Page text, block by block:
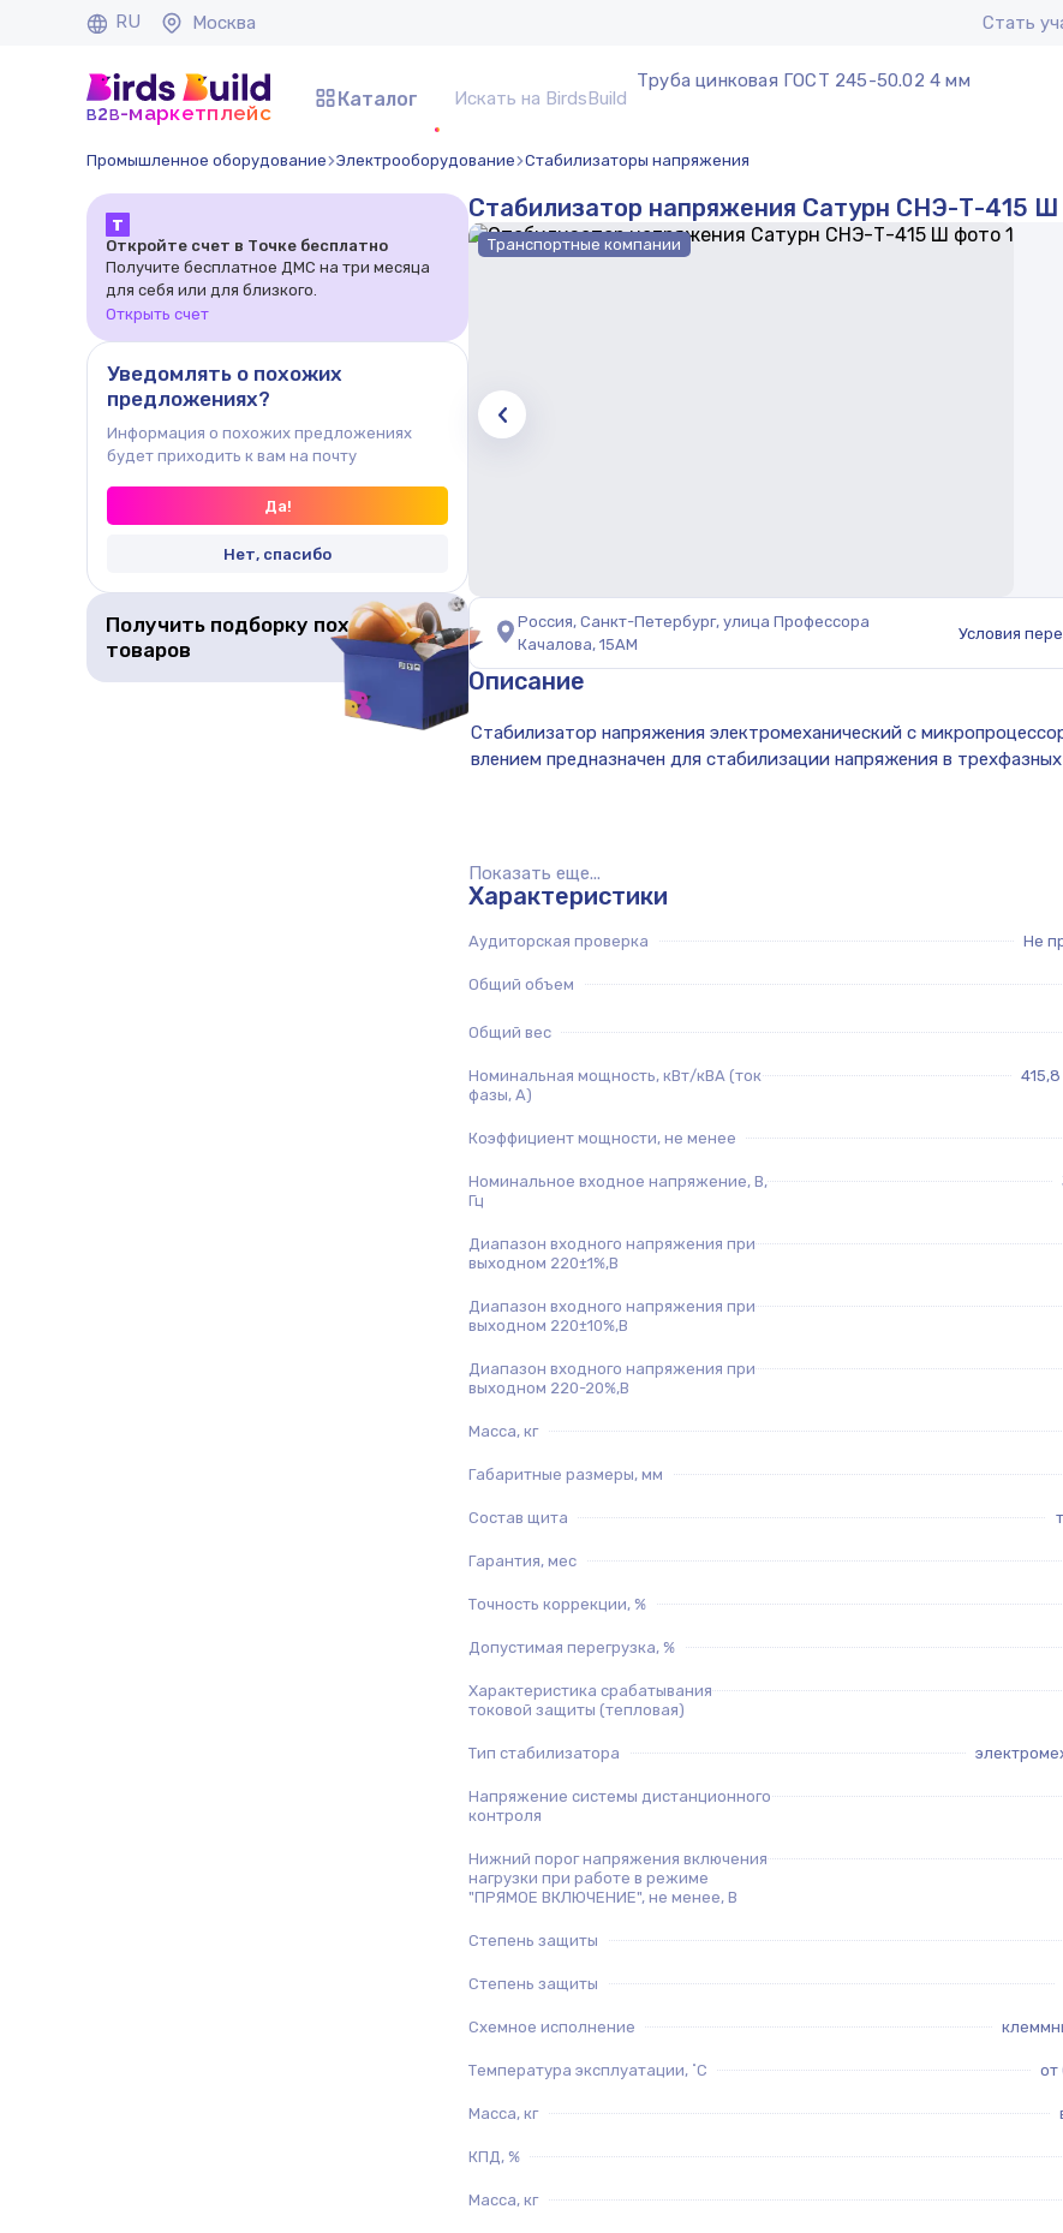
RU Москва Стать
b2b-маркетплейс
Каталог
Труба цинковая ГОСТ 245-50.02 4 мм
Промышленное оборудование Электрооборудование Стабилизаторы напряжения
Т
Откройте счет в Точке бесплатно
Получите бесплатное ДМС на три месяца
для себя или для близкого.
Открыть счет
Уведомлять о похожих
предложениях?
Информация о похожих предложениях
будет приходить к вам на почту
Да!
Нет, спасибо
Получить подборку похожих
товаров
Стабилизатор напряжения Сатурн СНЭ-Т-415 Ш
Транспортные компании
Россия, Санкт-Петербург, улица Профессора
Качалова, 15АМ
Условия
Описание
Показать еще...
Характеристики
Аудиторская проверка Не
Общий объем
Общий вес
Номинальная мощность, кВт/кВА (ток
фазы, А)
Коэффициент мощности, не менее
Номинальное входное напряжение, В,
Гц
Диапазон входного напряжения при
выходном 220±1%,В
Диапазон входного напряжения при
выходном 220±10%,В
Диапазон входного напряжения при
выходном 220-20%,В
Масса, кг
Габаритные размеры, мм
Состав щита
Гарантия, мес
Точность коррекции, %
Допустимая перегрузка, %
Характеристика срабатывания
токовой защиты (тепловая)
Тип стабилизатора
Напряжение системы дистанционного
контроля
Нижний порог напряжения включения
нагрузки при работе в режиме
"ПРЯМОЕ ВКЛЮЧЕНИЕ", не менее, В
Степень защиты
Степень защиты
Схемное исполнение
Температура эксплуатации, ˚С от
Масса, кг
КПД, %
Масса, кг